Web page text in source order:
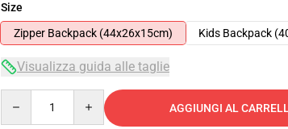
Size
Zipper Backpack (44x26x15cm)
Kids Backpack
Visualizza guida alle taglie
AGGIUNGI AL